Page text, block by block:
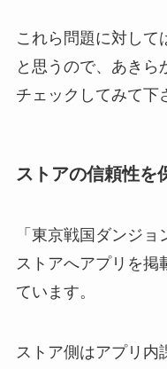
これら問題に対して
と思うので、あきら
チェックしてみて下
ストアの信頼性を
「東京戦国ダンジョ
ストアへアプリを掲
ています。
ストア側はアプリ内